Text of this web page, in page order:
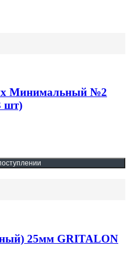
Минимальный №2
шт)
25мм GRITALON